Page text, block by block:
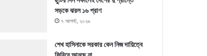
সড়কে ঝরল ১৬ প্রাণ
৭ আগস্ট, ২০২৬
শেখ হাসিনাকে সরকার কেন নিজ দায়িত্বে